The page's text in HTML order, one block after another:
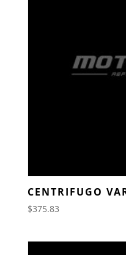
CENTRIFUGO
$375.83